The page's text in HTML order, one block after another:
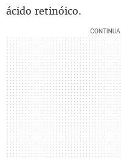
ácido retinóico.